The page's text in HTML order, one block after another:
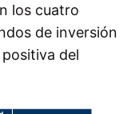
los cuatro
de inversión
del